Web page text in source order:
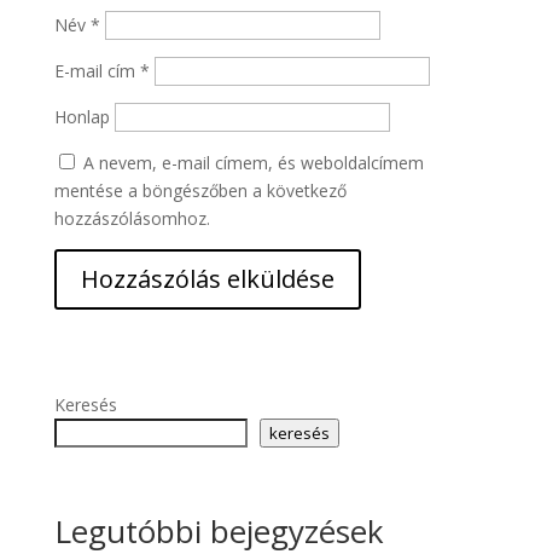
Név *
E-mail cím *
Honlap
A nevem, e-mail címem, és weboldalcímem
mentése a böngészőben a következő
hozzászólásomhoz.
Keresés
keresés
Legutóbbi bejegyzések